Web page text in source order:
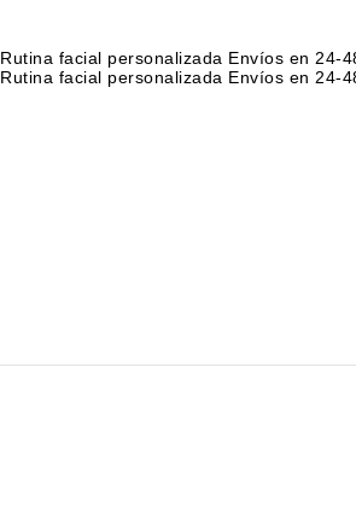
Rutina facial personalizada Envíos en 24-
Rutina facial personalizada Envíos en 24-